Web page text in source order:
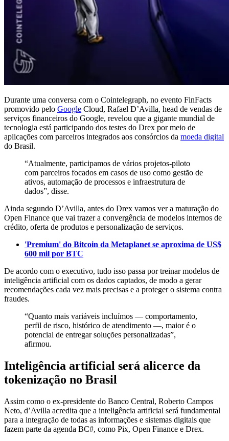
Durante uma conversa com o Cointelegraph, no evento FinFacts
promovido pelo Google Cloud, Rafael D’Avilla, head de vendas de
serviços financeiros do Google, revelou que a gigante mundial de
tecnologia está participando dos testes do Drex por meio de
aplicações com parceiros integrados aos consórcios da moeda digital
do Brasil.
“Atualmente, participamos de vários projetos-piloto
com parceiros focados em casos de uso como gestão de
ativos, automação de processos e infraestrutura de
dados”, disse.
Ainda segundo D’Avilla, antes do Drex vamos ver a maturação do
Open Finance que vai trazer a convergência de modelos internos de
crédito, oferta de produtos e personalização de serviços.
'Premium' do Bitcoin da Metaplanet se aproxima de US$
600 mil por BTC
De acordo com o executivo, tudo isso passa por treinar modelos de
inteligência artificial com os dados captados, de modo a gerar
recomendações cada vez mais precisas e a proteger o sistema contra
fraudes.
“Quanto mais variáveis incluímos — comportamento,
perfil de risco, histórico de atendimento —, maior é o
potencial de entregar soluções personalizadas”,
afirmou.
Inteligência artificial será alicerce da
tokenização no Brasil
Assim como o ex-presidente do Banco Central, Roberto Campos
Neto, d’Avilla acredita que a inteligência artificial será fundamental
para a integração de todas as informações e sistemas digitais que
fazem parte da agenda BC#, como Pix, Open Finance e Drex.